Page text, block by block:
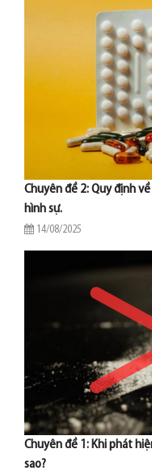
Chuyên đề 2: Quy định
hình sự.
14/08/2025
Chuyên đề 1: Khi phát
sao?